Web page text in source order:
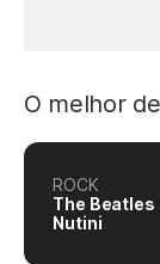
O melhor
ROCK
The Beatles
Nutini